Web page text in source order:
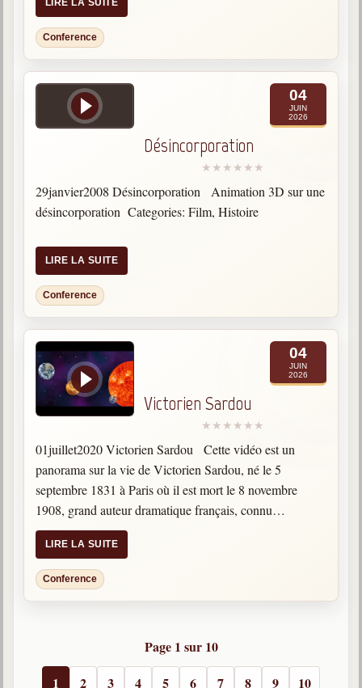
LIRE LA SUITE
Conference
04
JUIN
2026
Désincorporation
29janvier2008 Désincorporation Animation 3D sur une
désincorporation Categories: Film, Histoire
LIRE LA SUITE
Conference
04
JUIN
2026
Victorien Sardou
01juillet2020 Victorien Sardou Cette vidéo est un
panorama sur la vie de Victorien Sardou, né le 5
septembre 1831 à Paris où il est mort le 8 novembre
1908, grand auteur dramatique français, connu
également pour ses sculptures sur bois "eaux-fortes…
LIRE LA SUITE
Conference
Page 1 sur 10
1
2 3 4 5 6 7 8 9 10